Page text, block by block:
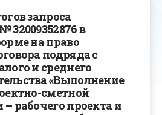
запроса
в
на право
подряда с
и среднего
«Выполнение
сметной
рабочего проекта и